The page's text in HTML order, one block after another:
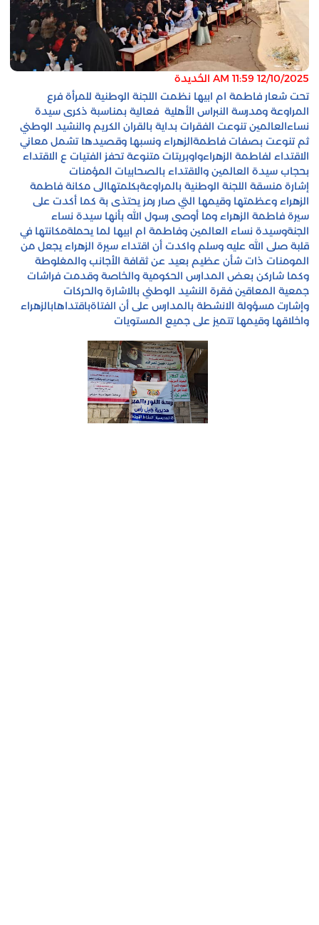
12/10/2025
11:59 AM
الحُديدة
تحت شعار فاطمة ام ابيها نظمت اللجنة الوطنية للمرأة فرع
المراوعة ومدرسة النبراس الأهلية فعالية بمناسبة ذكرى سيدة
نساءالعالمين تنوعت الفقرات بداية بالقران الكريم والنشيد الوطني
ثم تنوعت بصفات فاطمةالزهراء ونسبها وقصيدها تشمل معاني
الاقتداء لفاطمة الزهراءواوبريتات متنوعة تحفز الفتيات ع الاقتداء
بحجاب سيدة العالمين والاقتداء بالصحابيات المؤمنات
إشارة منسقة اللجنة الوطنية بالمراوعةبكلمتهاالى مكانة فاطمة
الزهراء وعظمتها وقيمها التي صار رمز يحتذى بة كما أكدت على
سيرة فاطمة الزهراء وما أوصى رسول الله بأنها سيدة نساء
الجنةوسيدة نساء العالمين وفاطمة ام ابيها لما يحملةمكانتها في
قلبة صلى الله عليه وسلم واكدت أن اقتداء سيرة الزهراء يجعل من
المومنات ذات شأن عظيم بعيد عن ثقافة الأجانب والمغلوطة
وكما شاركن بعض المدارس الحكومية والخاصة وقدمت فراشات
جمعية المعاقين فقرة النشيد الوطني بالاشارة والحركات
وإشارت مسؤولة الانشطة بالمدارس على أن الفتاةباقتداهابالزهراء
واخلاقها وقيمها تتميز على جميع المستويات